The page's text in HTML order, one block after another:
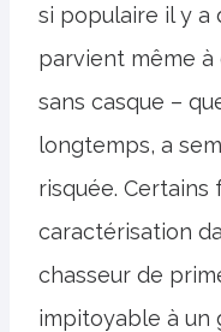
si populaire il y a
parvient même
sans casque –
longtemps, a
risquée.
caractérisation
chasseur de
impitoyable à un